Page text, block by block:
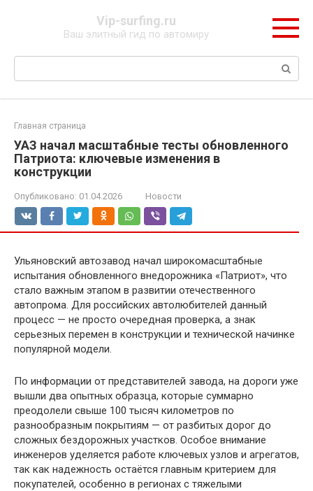
Vip-surfing.ru
Ваш элитный гид по автомиру
Поиск:
Главная страница
УАЗ начал масштабные тесты обновленного
Патриота: ключевые изменения в
конструкции
Опубликовано: 01.04.2026 Новости
Ульяновский автозавод начал широкомасштабные
испытания обновленного внедорожника «Патриот», что
стало важным этапом в развитии отечественного
автопрома. Для российских автолюбителей данный
процесс — не просто очередная проверка, а знак
серьезных перемен в конструкции и технической начинке
популярной модели.
По информации от представителей завода, на дороги уже
вышли два опытных образца, которые суммарно
преодолели свыше 100 тысяч километров по
разнообразным покрытиям — от разбитых дорог до
сложных бездорожных участков. Особое внимание
инженеров уделяется работе ключевых узлов и агрегатов,
так как надежность остаётся главным критерием для
покупателей, особенно в регионах с тяжелыми